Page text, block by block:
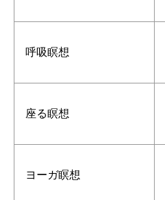
呼吸瞑想
座る瞑想
ヨーガ瞑想